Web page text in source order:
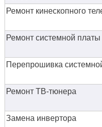
Ремонт кинескопного
Ремонт системной платы
Перепрошивка
Ремонт ТВ-тюнера
Замена инвертора